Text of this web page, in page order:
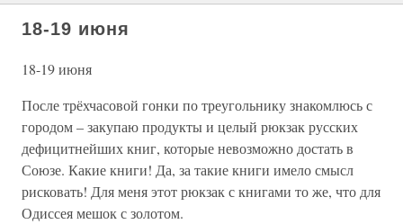
18-19 июня
18-19 июня
После трёхчасовой гонки по треугольнику знакомлюсь с
городом – закупаю продукты и целый рюкзак русских
дефицитнейших книг, которые невозможно достать в
Союзе. Какие книги! Да, за такие книги имело смысл
рисковать! Для меня этот рюкзак с книгами то же, что для
Одиссея мешок с золотом.